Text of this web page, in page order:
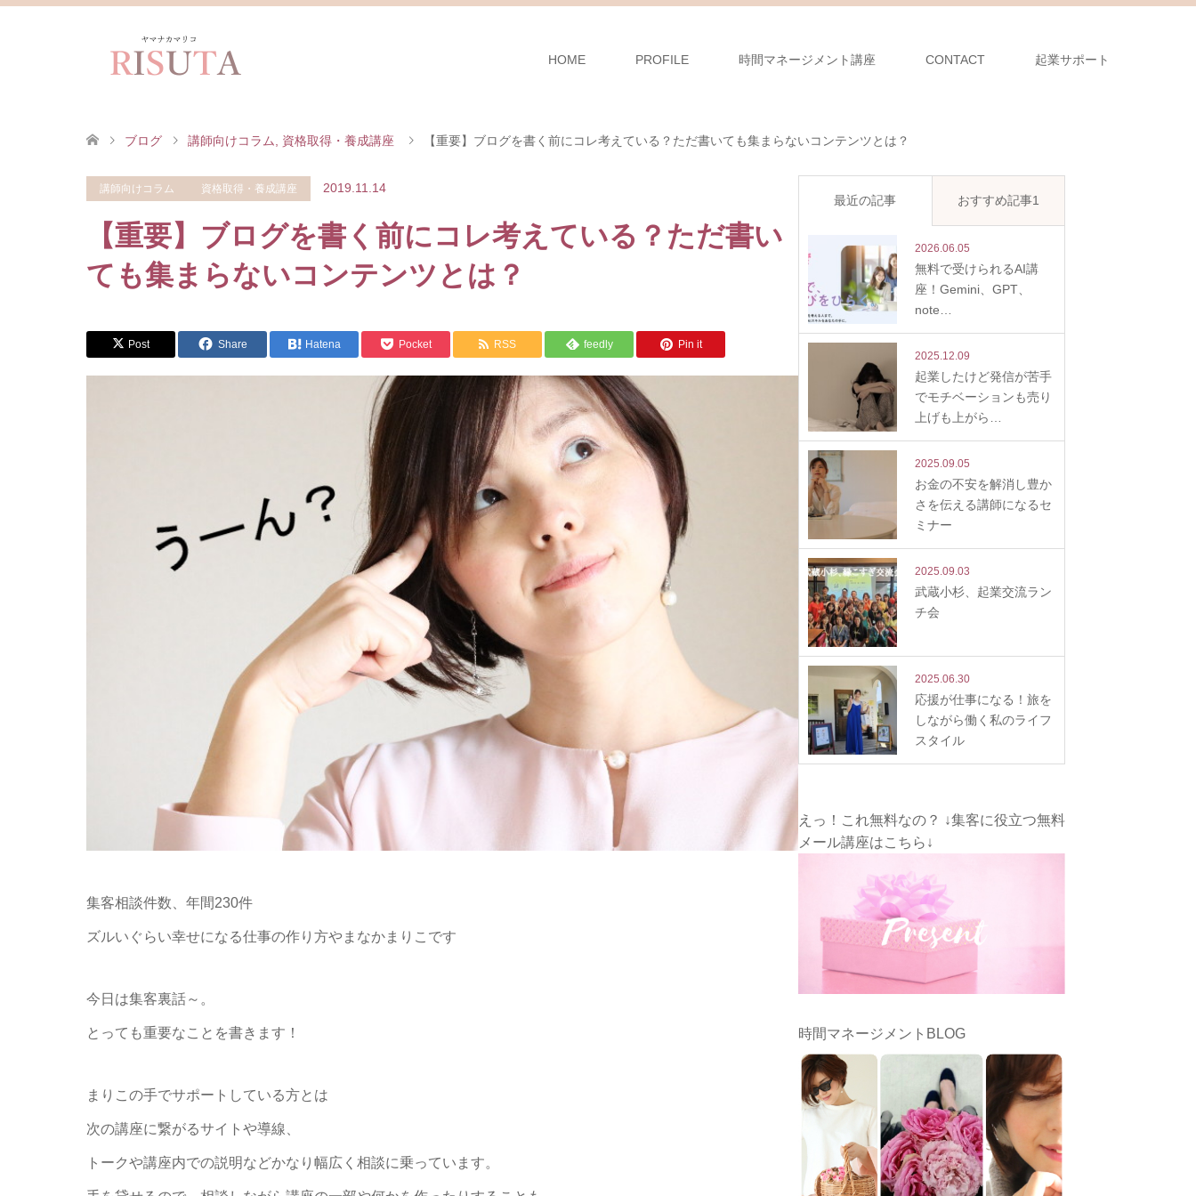
HOME PROFILE 時間マネージメント講座 CONTACT 起業サポート
ブログ 講師向けコラム 資格取得・養成講座 【重要】ブログを書く前にコレ考えている？ただ書いても集まらないコンテンツとは？
講師向けコラム 資格取得・養成講座 2019.11.14
【重要】ブログを書く前にコレ考えている？ただ書い
ても集まらないコンテンツとは？
Post Share Hatena Pocket RSS feedly Pin it
集客相談件数、年間230件
ズルいぐらい幸せになる仕事の作り方やまなかまりこです
今日は集客裏話～。
とっても重要なことを書きます！
まりこの手でサポートしている方とは
次の講座に繋がるサイトや導線、
トークや講座内での説明などかなり幅広く相談に乗っています。
最近の記事 おすすめ記事1
2026.06.05
無料で受けられるAI講
座！Gemini、GPT、
note…
2025.12.09
起業したけど発信が苦手
でモチベーションも売り
上げも上がら…
2025.09.05
お金の不安を解消し豊か
さを伝える講師になるセ
ミナー
2025.09.03
武蔵小杉、起業交流ラン
チ会
2025.06.30
応援が仕事になる！旅を
しながら働く私のライフ
スタイル
えっ！これ無料なの？ ↓集客に役立つ無料
メール講座はこちら↓
時間マネージメントBLOG